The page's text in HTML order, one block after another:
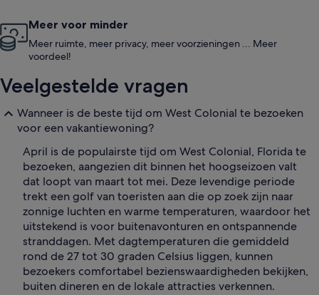
Meer voor minder
Meer ruimte, meer privacy, meer voorzieningen ... Meer
voordeel!
Veelgestelde vragen
Wanneer is de beste tijd om West Colonial te bezoeken
voor een vakantiewoning?
April is de populairste tijd om West Colonial, Florida te
bezoeken, aangezien dit binnen het hoogseizoen valt
dat loopt van maart tot mei. Deze levendige periode
trekt een golf van toeristen aan die op zoek zijn naar
zonnige luchten en warme temperaturen, waardoor het
uitstekend is voor buitenavonturen en ontspannende
stranddagen. Met dagtemperaturen die gemiddeld
rond de 27 tot 30 graden Celsius liggen, kunnen
bezoekers comfortabel bezienswaardigheden bekijken,
buiten dineren en de lokale attracties verkennen.